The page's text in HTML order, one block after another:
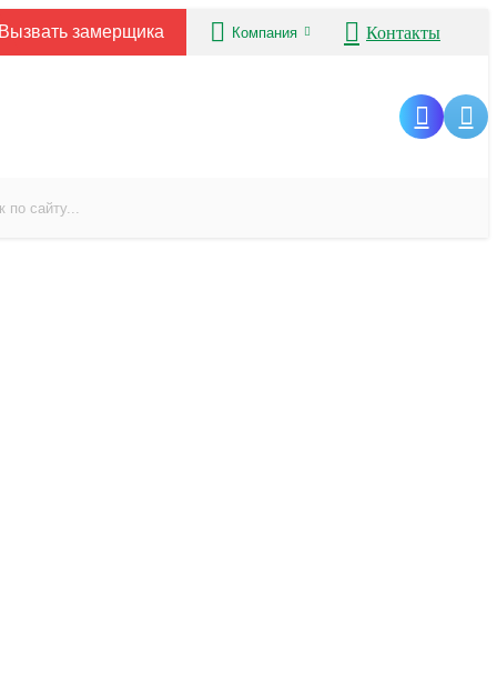
замерщика Компания Контакты